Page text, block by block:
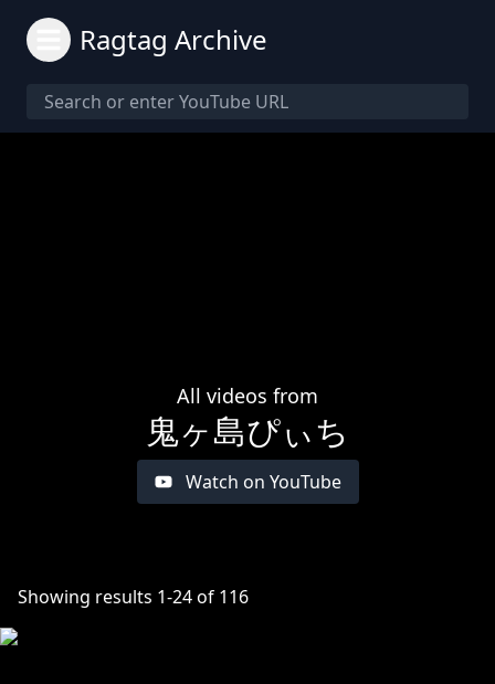
Ragtag Archive
All videos from
鬼ヶ島ぴぃち
Watch on YouTube
Showing results 1-24of 116